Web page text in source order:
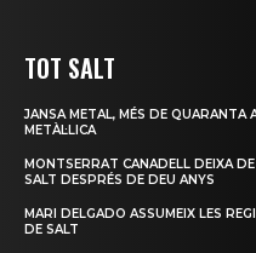
TOT SALT
JANSA METAL, MÉS DE QUARANTA
METÀL·LICA
MONTSERRAT CANADELL DEIXA
SALT DESPRÉS DE DEU ANYS
MARI DELGADO ASSUMEIX LES
DE SALT